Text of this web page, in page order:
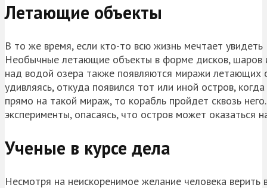
Летающие объекты
В то же время, если кто-то всю жизнь мечтает
Необычные летающие объекты в форме дисков, шаров
над водой озера также появляются миражи летающих
удивляясь, откуда появился тот или иной остров,
прямо на такой мираж, то корабль пройдет сквозь
эксперименты, опасаясь, что остров может оказаться
Ученые в курсе дела
Несмотря на неискоренимое желание человека верить